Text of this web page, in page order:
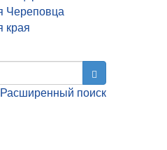
Расширенный поиск